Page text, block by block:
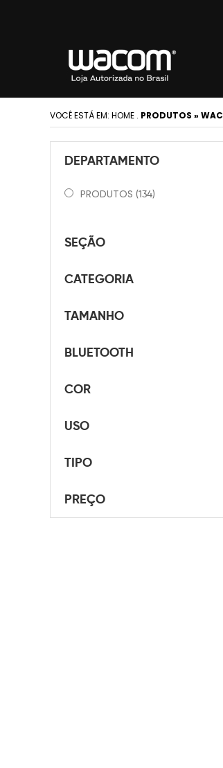
VOCÊ ESTÁ EM: HOME . PRODUTOS »
DEPARTAMENTO
PRODUTOS (134)
SEÇÃO
CATEGORIA
TAMANHO
BLUETOOTH
COR
USO
TIPO
PREÇO